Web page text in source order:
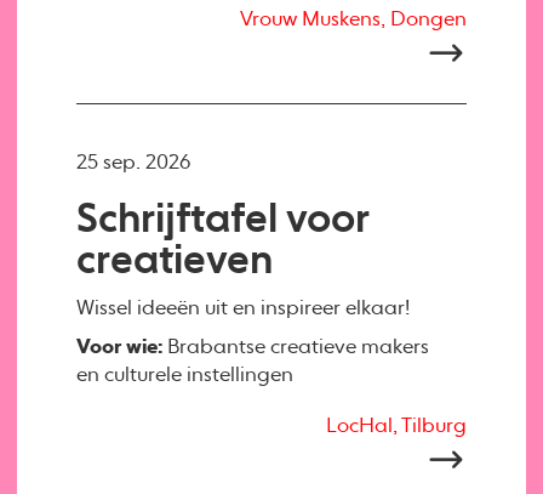
Vrouw Muskens, Dongen
Schrijftafel voor
creatieven
Wissel ideeën uit en inspireer elkaar!
Voor wie: Brabantse creatieve makers
en culturele instellingen
25 sep. 2026
LocHal, Tilburg